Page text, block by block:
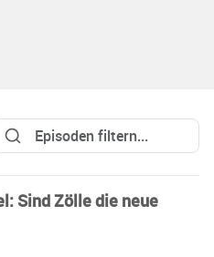
Sind Zölle die neue